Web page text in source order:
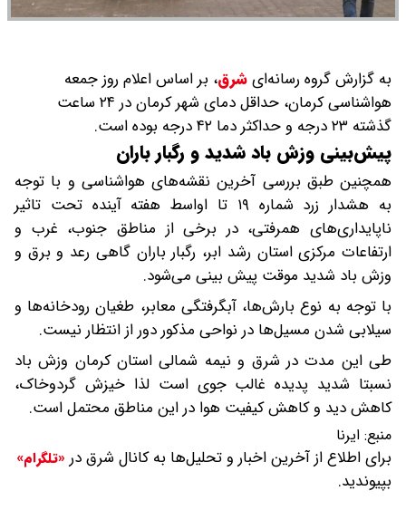
به گزارش گروه رسانه‌ایشرق، بر اساس اعلام روز جمعه
هواشناسی کرمان، حداقل دمای شهر کرمان در ۲۴ ساعت
گذشته ۲۳ درجه و حداکثر دما ۴۲ درجه بوده است.
پیش‌بینی وزش باد شدید و رگبار باران
همچنین طبق بررسی آخرین نقشه‌های هواشناسی و با توجه
به هشدار زرد شماره ۱۹ تا اواسط هفته آینده تحت تاثیر
ناپایداری‌های همرفتی، در برخی از مناطق جنوب، غرب و
ارتفاعات مرکزی استان رشد ابر، رگبار باران گاهی رعد و برق و
وزش باد شدید موقت پیش بینی می‌شود.
با توجه به نوع بارش‌ها، آبگرفتگی معابر، طغیان رودخانه‌ها و
سیلابی شدن مسیل‌ها در نواحی مذکور دور از انتظار نیست.
طی این مدت در شرق و نیمه شمالی استان کرمان وزش باد
نسبتا شدید پدیده غالب جوی است لذا خیزش گردوخاک،
کاهش دید و کاهش کیفیت هوا در این مناطق محتمل است.
منبع: ایرنا
برای اطلاع از آخرین اخبار و تحلیل‌ها به کانال شرق در «تلگرام»
بپیوندید.